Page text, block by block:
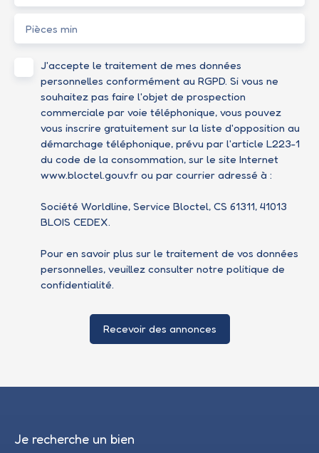
Pièces min
J'accepte le traitement de mes données
personnelles conformément au RGPD. Si vous ne
souhaitez pas faire l'objet de prospection
commerciale par voie téléphonique, vous pouvez
vous inscrire gratuitement sur la liste d'opposition au
démarchage téléphonique, prévu par l'article L223-1
du code de la consommation, sur le site Internet
www.bloctel.gouv.fr ou par courrier adressé à :
Société Worldline, Service Bloctel, CS 61311, 41013
BLOIS CEDEX.
Pour en savoir plus sur le traitement de vos données
personnelles, veuillez consulter notre politique de
confidentialité.
Recevoir des annonces
Je recherche un bien